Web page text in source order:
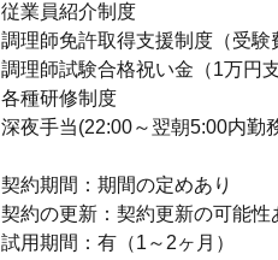
従業員紹介制度
調理師免許取得支援制度（受験
調理師試験合格祝い金（1万円支
各種研修制度
深夜手当(22:00～翌朝5:00内勤
契約期間：期間の定めあり
契約の更新：契約更新の可能性
試用期間：有（1～2ヶ月）